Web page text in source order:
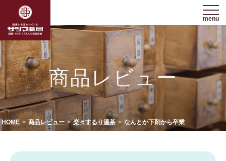
menu
商品レビュー
HOME 商品レビュー 楽々するり温茶 なんとか下剤から卒業